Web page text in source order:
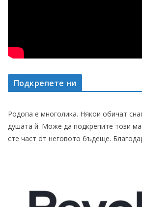
Подкрепете ни
Родопа е многолика. Някои обичат
душата й. Може да подкрепите този
сте част от неговото бъдеще.